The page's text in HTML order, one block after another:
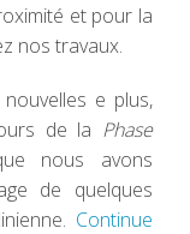
et pour la
nos travaux.
e plus,
de la Phase
nous avons
de quelques
Continue